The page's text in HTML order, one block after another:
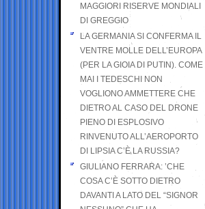
MAGGIORI RISERVE MONDIALI
DI GREGGIO
LA GERMANIA SI CONFERMA IL
VENTRE MOLLE DELL’EUROPA
(PER LA GIOIA DI PUTIN). COME
MAI I TEDESCHI NON
VOGLIONO AMMETTERE CHE
DIETRO AL CASO DEL DRONE
PIENO DI ESPLOSIVO
RINVENUTO ALL’AEROPORTO
DI LIPSIA C’È LA RUSSIA?
GIULIANO FERRARA: ’CHE
COSA C’È SOTTO DIETRO
DAVANTI A LATO DEL “SIGNOR